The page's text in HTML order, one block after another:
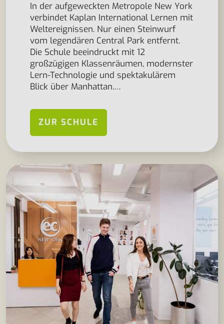
In der aufgeweckten Metropole New York
verbindet Kaplan International Lernen mit
Weltereignissen. Nur einen Steinwurf
vom legendären Central Park entfernt.
Die Schule beeindruckt mit 12
großzügigen Klassenräumen, modernster
Lern-Technologie und spektakulärem
Blick über Manhattan.…
ZUR SCHULE